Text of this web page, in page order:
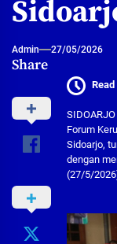
Admin 27/05/2026
Share
Forum
Sidoarjo,
dengan
(27/5/